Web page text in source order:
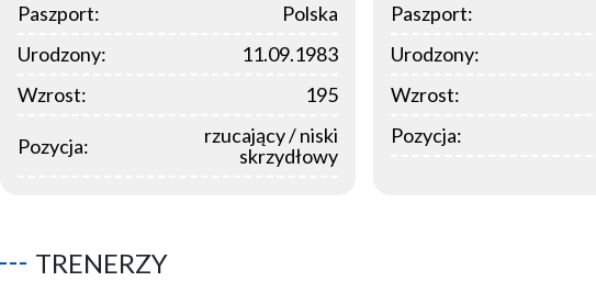
Paszport:
Polska
Urodzony:
11.09.1983
Wzrost:
195
Pozycja:
rzucający / niski
skrzydłowy
Paszport:
Urodzony:
Wzrost:
Pozycja:
TRENERZY